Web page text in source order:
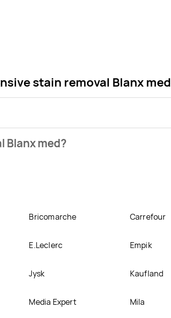
stain removal Blanx med
Blanx med?
Bricomarche Carrefour
E.Leclerc Empik
Jysk Kaufland
Media Expert Mila